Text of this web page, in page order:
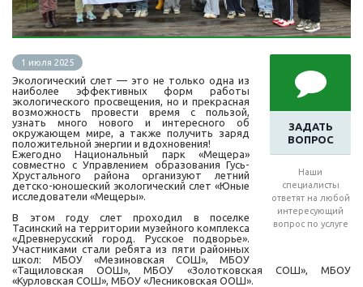
ЗАДАТЬ
ВОПРОС
Наши
специалисты
ответят на любой
интересующий
вопрос по услуге
1 июля 2025
Экологический слет — это не только одна из
наиболее эффективных форм работы
экологического просвещения, но и прекрасная
возможность провести время с пользой,
узнать много нового и интересного об
окружающем мире, а также получить заряд
положительной энергии и вдохновения!
Ежегодно Национальный парк «Мещера»
совместно с Управлением образования Гусь-
Хрустального района организуют летний
детско-юношеский экологический слет «Юные
исследователи «Мещеры».
В этом году слет проходил в поселке
Тасинский на территории музейного комплекса
«Древнерусский город. Русское подворье».
Участниками стали ребята из пяти районных
школ: МБОУ «Мезиновская СОШ», МБОУ
«Тащиловская ООШ», МБОУ «Золотковская СОШ», МБОУ
«Курловская СОШ», МБОУ «Лесниковская ООШ».